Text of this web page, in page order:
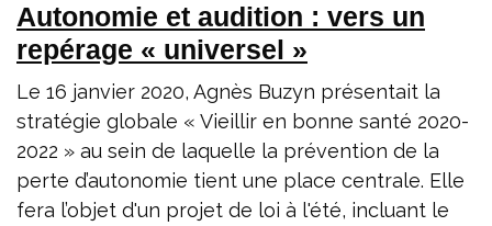
Autonomie et audition : vers un
repérage « universel »
Le 16 janvier 2020, Agnès Buzyn présentait la
stratégie globale « Vieillir en bonne santé 2020-
2022 » au sein de laquelle la prévention de la
perte d’autonomie tient une place centrale. Elle
fera l’objet d'un projet de loi à l'été, incluant le